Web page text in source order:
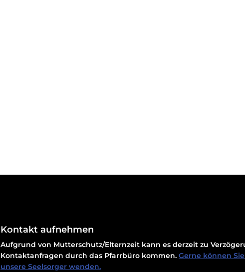
Kontakt aufnehmen
Aufgrund von Mutterschutz/Elternzeit kann es derzeit zu
Kontaktanfragen durch das Pfarrbüro kommen. Gerne können
unsere Seelsorger wenden.